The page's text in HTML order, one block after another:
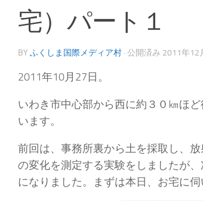
宅）パート１
BY ふくしま国際メディア村 · 公開済み 2011年12
2011年10月27日。
いわき市中心部から西に約３０㎞ほ
います。
前回は、事務所裏から土を採取し、
の変化を測定する実験をしましたが
になりました。まずは本日、お宅に